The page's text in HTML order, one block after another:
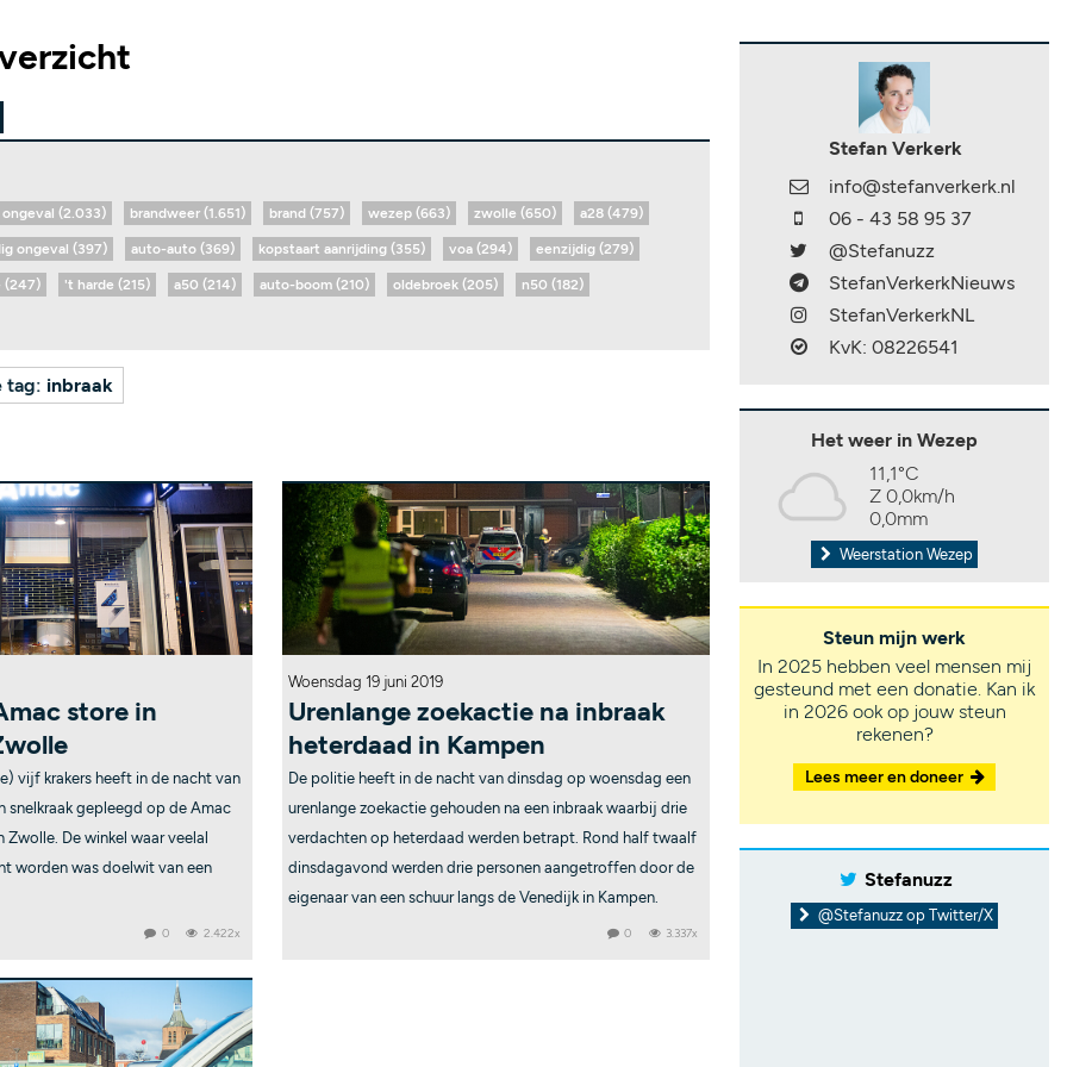
ongeval (2.033) brandweer (1.651) brand (757) wezep (663) zwolle (650) a28 (479)
ongeval (397) auto-auto (369) kopstaart aanrijding (355) voa (294) eenzijdig (279)
(247) 't harde (215) a50 (214) auto-boom (210) oldebroek (205) n50 (182)
tag: inbraak
store in
vijf krakers heeft in de nacht van
snelkraak gepleegd op de Amac
Zwolle. De winkel waar veelal
worden was doelwit van een
0 2.422x
Woensdag 19 juni 2019
Urenlange zoekactie na inbraak
heterdaad in Kampen
De politie heeft in de nacht van dinsdag op woensdag een
urenlange zoekactie gehouden na een inbraak waarbij drie
verdachten op heterdaad werden betrapt. Rond half twaalf
dinsdagavond werden drie personen aangetroffen door de
eigenaar van een schuur langs de Venedijk in Kampen.
0 3.337x
Stefan Verkerk
info@stefanverkerk.nl
06 - 43 58 95 37
@Stefanuzz
StefanVerkerkNieuws
StefanVerkerkNL
KvK: 08226541
Het weer in Wezep
11,1°C
Z 0,0km/h
0,0mm
Weerstation Wezep
Steun mijn werk
In 2025 hebben veel mensen mij
gesteund met een donatie. Kan ik
in 2026 ook op jouw steun
rekenen?
Lees meer en doneer
Stefanuzz
@Stefanuzz op Twitter/X